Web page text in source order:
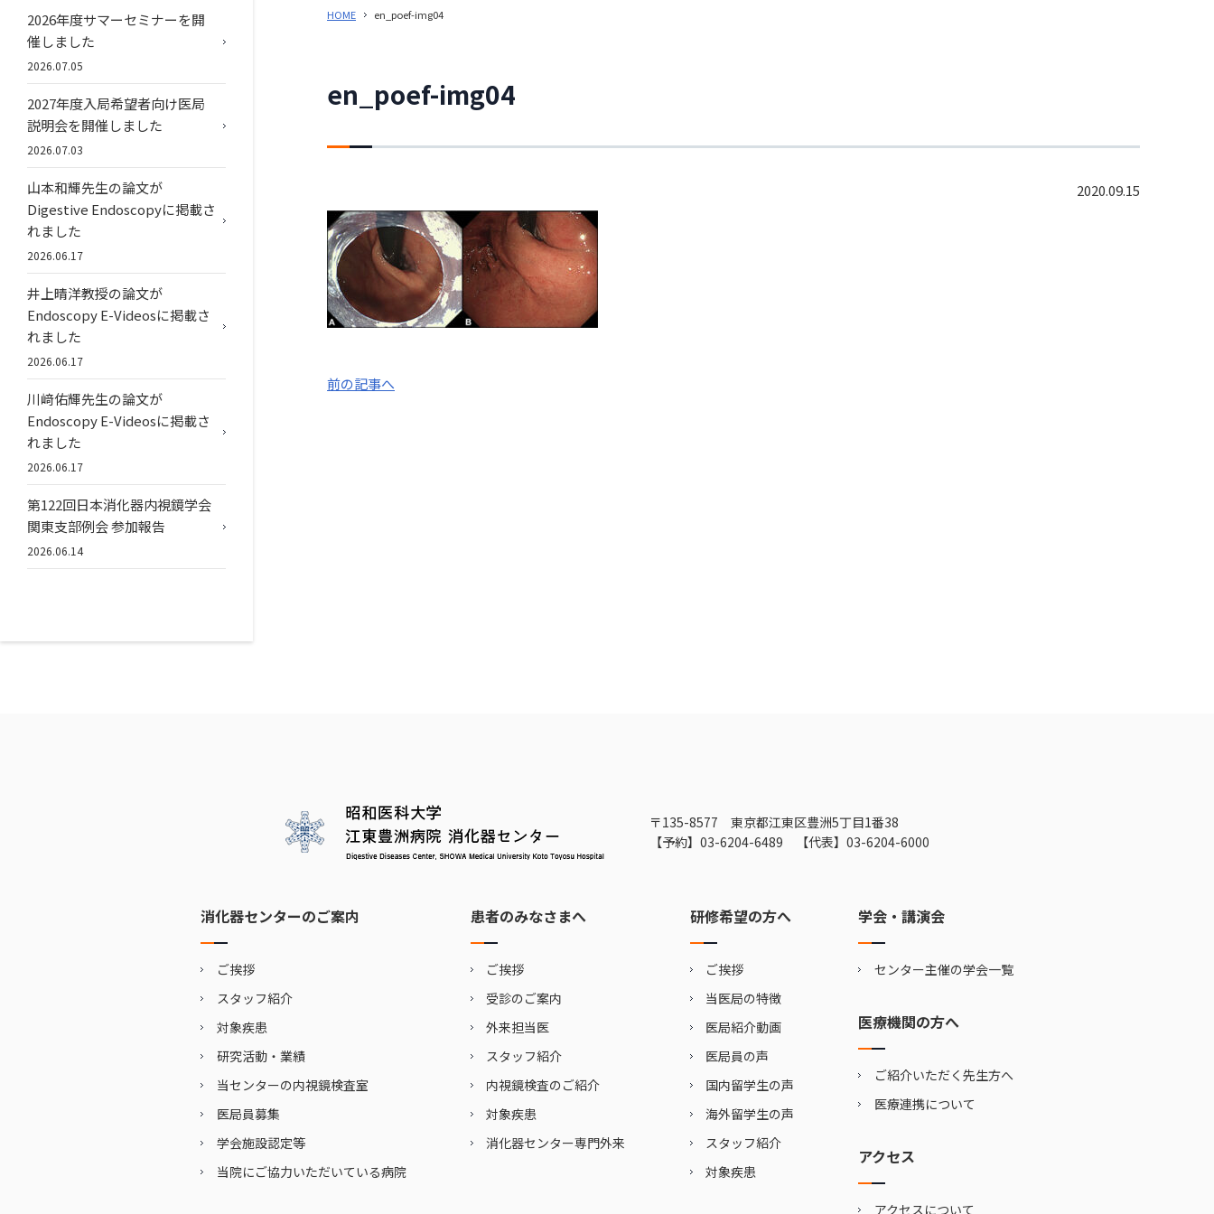
HOME en_poef-img04
en_poef-img04
2020.09.15
前の記事へ
2026年度サマーセミナーを開
催しました
2026.07.05
2027年度入局希望者向け医局
説明会を開催しました
2026.07.03
山本和輝先生の論文が
Digestive Endoscopyに掲載さ
れました
2026.06.17
井上晴洋教授の論文が
Endoscopy E-Videosに掲載さ
れました
2026.06.17
川﨑佑輝先生の論文が
Endoscopy E-Videosに掲載さ
れました
2026.06.17
第122回日本消化器内視鏡学会
関東支部例会 参加報告
2026.06.14
〒135-8577 東京都江東区豊洲5丁目1番38
【予約】 03-6204-6489 【代表】 03-6204-6000
消化器センターのご案内
ご挨拶
スタッフ紹介
対象疾患
研究活動・業績
当センターの内視鏡検査室
医局員募集
学会施設認定等
当院にご協力いただいている病院
患者のみなさまへ
ご挨拶
受診のご案内
外来担当医
スタッフ紹介
内視鏡検査のご紹介
対象疾患
消化器センター専門外来
研修希望の方へ
ご挨拶
当医局の特徴
医局紹介動画
医局員の声
国内留学生の声
海外留学生の声
スタッフ紹介
対象疾患
学会・講演会
センター主催の学会一覧
医療機関の方へ
ご紹介いただく先生方へ
医療連携について
アクセス
アクセスについて